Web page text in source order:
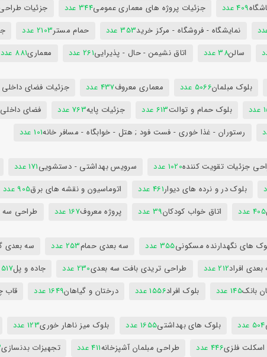
409 عدد جزئیات پروژه های معماری عمومی344 عدد جزئیات
نمایشگاه - فروشگاه - مرکز خرید353 عدد حمام مستر2103 عدد
سالن38 عدد اتاق نشیمن - حال - پذیرایی261 عدد معماری881 عدد
بلوک مبلمان5066 عدد معماری معروف437 عدد جزئیات فضای داخلی
بلوک حمام و توالت613 عدد جزئیات پایه763 عدد فضای
رستوران - غذا خوری - فست فود ; هتل - خوابگاه - مسافر خانه101 عدد
جزئیات تقویت کننده1020 عدد سرویس بهداشتی - دستشویی171 عدد
بلوک در و نرده های دیوار461 عدد اتوماسیون و نقشه های برق905 عدد
405 عدد اتاق خواب کودکان39 عدد پروژه معروف167 عدد طراحی سه
های نگهدارنده مسکونی355 عدد سه بعدی حمام253 عدد سه بعدی
افراد212 عدد طراحی تریدی بافت سه بعدی230 عدد جاده و پل517 عدد
بانک145 عدد بلوک افراد1556 عدد درختان و گیاهان1649 عدد قاب
504 عدد بلوک های بهداشتی1655 عدد بلوک میز ناهار خوری123 عدد
اسکلت فلزی446 عدد طراحی مبلمان آشپزخانه411 عدد تجهیزات بدنسازی